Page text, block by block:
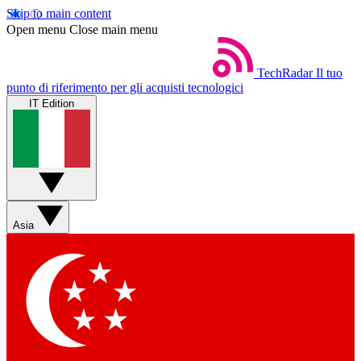
Skip to main content
Open menu Close main menu
TechRadar Il tuo
punto di riferimento per gli acquisti tecnologici
IT Edition
Asia